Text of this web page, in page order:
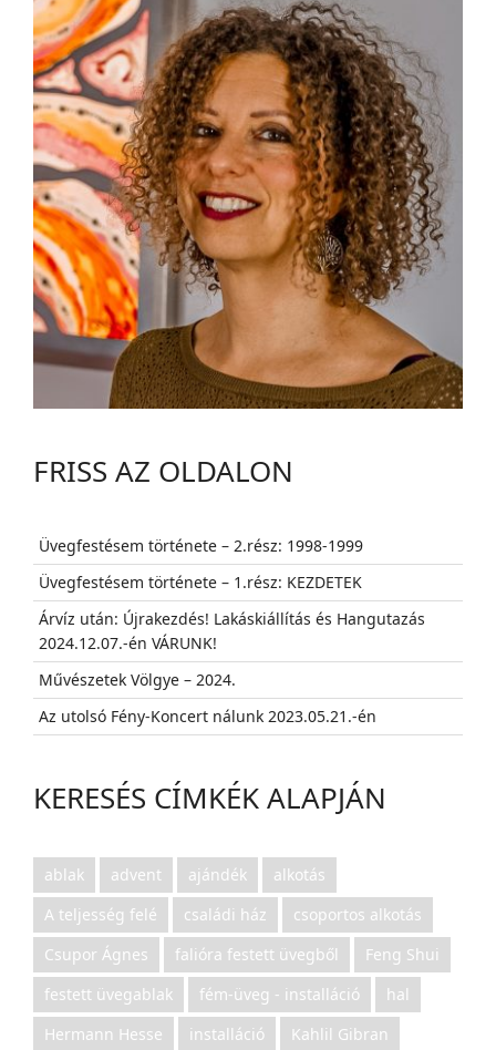
FRISS AZ OLDALON
Üvegfestésem története – 2.rész: 1998-1999
Üvegfestésem története – 1.rész: KEZDETEK
Árvíz után: Újrakezdés! Lakáskiállítás és Hangutazás
2024.12.07.-én VÁRUNK!
Művészetek Völgye – 2024.
Az utolsó Fény-Koncert nálunk 2023.05.21.-én
KERESÉS CÍMKÉK ALAPJÁN
ablak advent ajándék
alkotás
A teljesség felé
családi ház
csoportos alkotás
Csupor Ágnes
falióra festett üvegből
Feng Shui
festett üvegablak
fém-üveg - installáció
hal
Hermann Hesse
installáció
Kahlil Gibran